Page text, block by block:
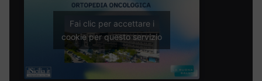
Fai clic per accettare i
cookie per questo servizio